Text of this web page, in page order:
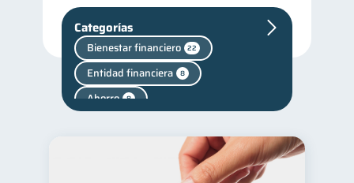
Categorías
Bienestar financiero 22
Entidad financiera 8
Ahorro 8
Cuenta Abandonada 2